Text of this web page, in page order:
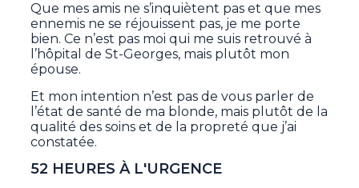
Que mes amis ne s’inquiètent pas et que mes
ennemis ne se réjouissent pas, je me porte
bien. Ce n’est pas moi qui me suis retrouvé à
l’hôpital de St-Georges, mais plutôt mon
épouse.
Et mon intention n’est pas de vous parler de
l’état de santé de ma blonde, mais plutôt de la
qualité des soins et de la propreté que j’ai
constatée.
52 HEURES À L'URGENCE